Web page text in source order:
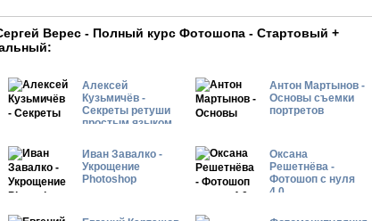
Верес - Полный курс Фотошопа - Стартовый +
Алексей
Кузьмичёв -
Cекреты ретуши
простым языком
Антон Мартынов -
Основы съемки
портретов
Иван Завалко -
Укрощение
Photoshop
Оксана
Решетнёва -
Фотошоп с нуля
4.0.